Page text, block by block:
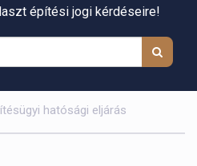
építési jogi kérdéseire!
hatósági eljárás